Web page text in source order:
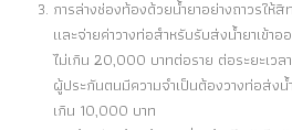
การล่างช่องท้องด้วยน้ำยาอย่างถาวรให้
และจ่ายค่าวางท่อสำหรับรับส่งน้ำยาเข้
ไม่เกิน 20,000 บาทต่อราย ต่อระยะเวล
ผู้ประกันตนมีความจำเป็นต้องวางท่อส่ง
เกิน 10,000 บาท